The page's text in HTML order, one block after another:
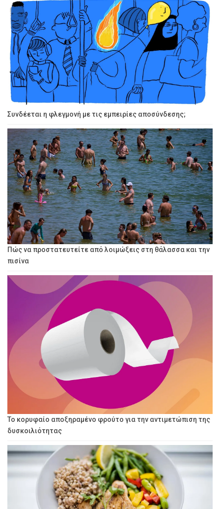
Συνδέεται η φλεγμονή με τις εμπειρίες αποσύνδεσης;
Πώς να προστατευτείτε από λοιμώξεις στη θάλασσα και την
πισίνα
Το κορυφαίο αποξηραμένο φρούτο για την αντιμετώπιση της
δυσκοιλιότητας